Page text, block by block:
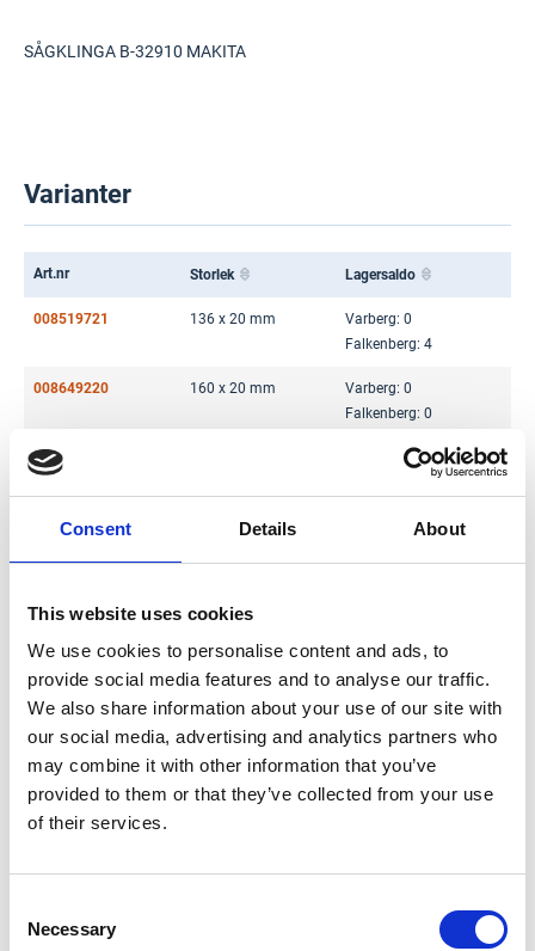
Consent Details About
This website uses cookies
We use cookies to personalise content and ads, to
provide social media features and to analyse our traffic.
We also share information about your use of our site with
our social media, advertising and analytics partners who
may combine it with other information that you’ve
provided to them or that they’ve collected from your use
of their services.
Selection
Necessary
SÅGKLINGA B-32910 MAKITA
Varianter
Art.nr Storlek Lagersaldo
008519721 136 x 20 mm
Varberg: 0
Falkenberg: 4
008649220 160 x 20 mm
Varberg: 0
Falkenberg: 0
008280727
Varberg: 61
008519754 185 x 30 mm